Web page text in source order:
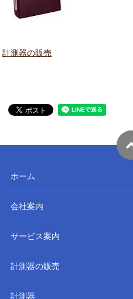
計測器の販売
ホーム
会社案内
サービス案内
計測器の販売
計測器